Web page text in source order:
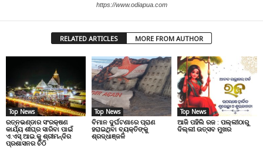
https://www.odiapua.com
RELATED ARTICLES MORE FROM AUTHOR
Top News
ରତ୍ନଭଣ୍ଡାର ସଂରକ୍ଷଣ
କାର୍ଯ୍ୟ ଶୀଘ୍ର ସାରିବା ପାଇଁ
ଏ.ଏସ୍.ଆଇ.କୁ ଶ୍ରୀମନ୍ଦିର
ପ୍ରଶାସନର ଚିଠି
Top News
ବିମାନ ଦୁର୍ଘଟଣାରେ ପ୍ରାଣ
ହରାଇଥିବା ବ୍ୟକ୍ତିଙ୍କୁ
ଶ୍ରଦ୍ଧାଞ୍ଜଳି
Top News
ଆଜି ପହିଲି ରଜ : ପଲ୍ଲୀଠାରୁ
ଦିଲ୍ଲୀ ଉତ୍ସବ ମୁଖର